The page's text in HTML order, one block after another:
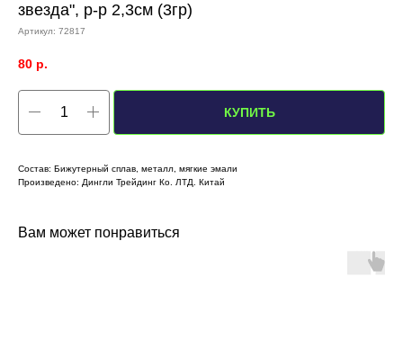
звезда", р-р 2,3см (3гр)
Артикул: 72817
80 р.
КУПИТЬ
Состав: Бижутерный сплав, металл, мягкие эмали
Произведено: Дингли Трейдинг Ко. ЛТД. Китай
Вам может понравиться